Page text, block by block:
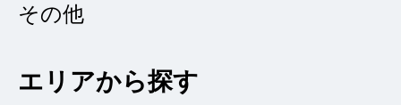
その他
エリアから探す